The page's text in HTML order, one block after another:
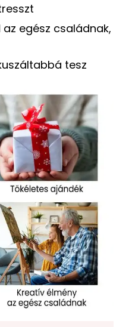
egész családnak,
tesz